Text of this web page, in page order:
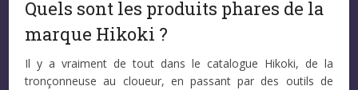
Quels sont les produits phares de la
marque Hikoki ?
Il y a vraiment de tout dans le catalogue Hikoki, de la
tronçonneuse au cloueur, en passant par des outils de